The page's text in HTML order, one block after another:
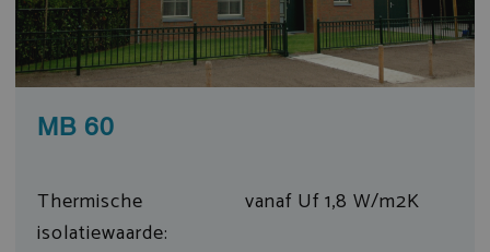
MB 60
Thermische
isolatiewaarde:
vanaf Uf 1,8 W/m2K